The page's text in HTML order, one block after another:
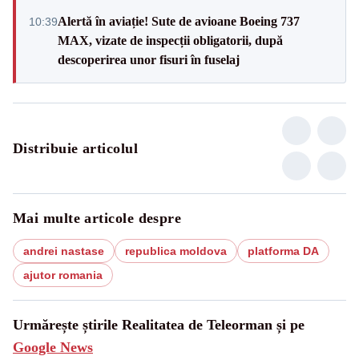
10:39Alertă în aviație! Sute de avioane Boeing 737
MAX, vizate de inspecții obligatorii, după
descoperirea unor fisuri în fuselaj
Distribuie articolul
Mai multe articole despre
andrei nastase republica moldova
platforma DA
ajutor romania
Urmărește știrile Realitatea de Teleorman și pe
Google News